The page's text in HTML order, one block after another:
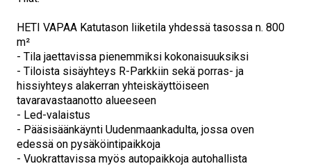
HETI VAPAA Katutason liiketila yhdessä tasossa n. 800
m²
- Tila jaettavissa pienemmiksi kokonaisuuksiksi
- Tiloista sisäyhteys R-Parkkiin sekä porras- ja
hissiyhteys alakerran yhteiskäyttöiseen
tavaravastaanotto alueeseen
- Led-valaistus
- Pääsisäänkäynti Uudenmaankadulta, jossa oven
edessä on pysäköintipaikkoja
- Vuokrattavissa myös autopaikkoja autohallista